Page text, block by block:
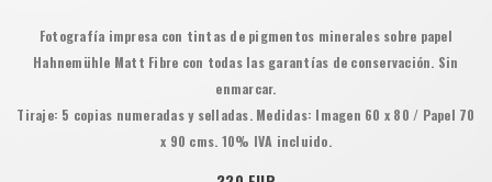
Fotografía impresa con tintas de pigmentos minerales sobre papel
Hahnemühle Matt Fibre con todas las garantías de conservación. Sin
enmarcar.
Tiraje: 5 copias numeradas y selladas. Medidas: Imagen 60 x 80 / Papel 70
x 90 cms. 10% IVA incluido.